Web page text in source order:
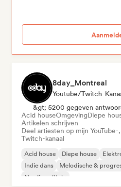
8day_Montreal
&gt; 5200 gegeven
Acid houseOmgevingDiepe
Artikelen schrijven
Deel artiesten op mijn
Twitch-kanaal
Acid house Diepe house
Indie dans
Melodische &
Nu-disco/Italo